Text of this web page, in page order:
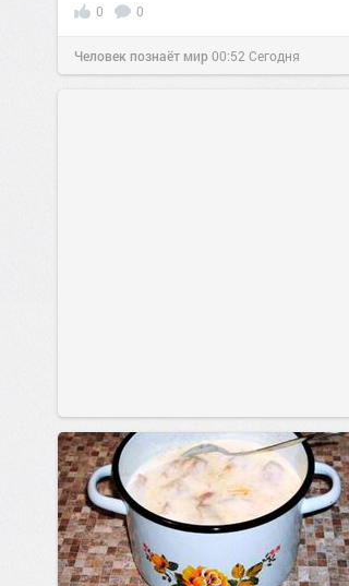
0 0
Человек познаёт мир00:52 Сегодня